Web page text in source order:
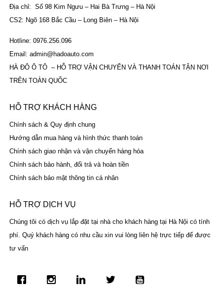
Địa chỉ: Số 98 Kim Ngưu – Hai Bà Trưng – Hà Nội
CS2: Ngõ 168 Bắc Cầu – Long Biên – Hà Nội
Hotline: 0976.256.096
Email: admin@hadoauto.com
HÀ ĐÔ Ô TÔ – HỖ TRỢ VẬN CHUYỂN VÀ THANH TOÁN TẬN NƠI
TRÊN TOÀN QUỐC
HỖ TRỢ KHÁCH HÀNG
Chính sách & Quy định chung
Hướng dẫn mua hàng và hình thức thanh toán
Chính sách giao nhận và vận chuyển hàng hóa
Chính sách bảo hành, đổi trả và hoàn tiền
Chính sách bảo mật thông tin cá nhân
HỖ TRỢ DỊCH VỤ
Chúng tôi có dịch vụ lắp đặt tại nhà cho khách hàng tại Hà Nội có tính
phí. Quý khách hàng có nhu cầu xin vui lòng liên hệ trực tiếp để được
tư vấn